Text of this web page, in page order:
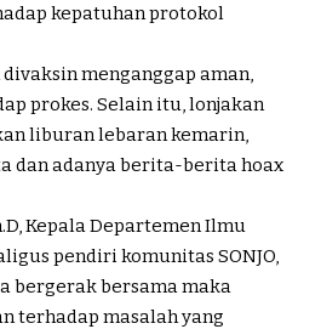
kepatuhan protokol
menganggap aman,
prokes. Selain itu, lonjakan
liburan lebaran kemarin,
dan adanya berita-berita hoax
Kepala Departemen Ilmu
pendiri komunitas SONJO,
bergerak bersama maka
terhadap masalah yang